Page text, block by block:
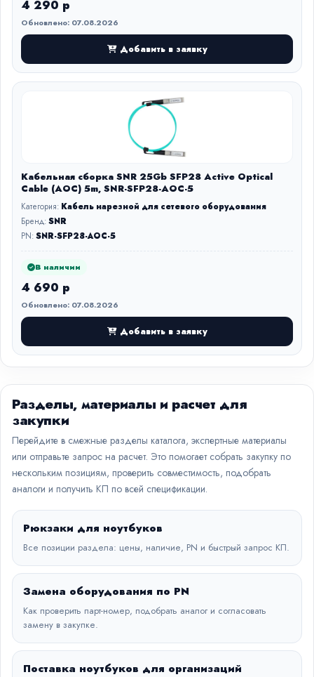
4 290 р
Обновлено: 07.08.2026
Добавить в заявку
Кабельная сборка SNR 25Gb SFP28 Active Optical
Cable (AOC) 5m, SNR-SFP28-AOC-5
Категория: Кабель нарезной для сетевого оборудования
Бренд:SNR
PN:SNR-SFP28-AOC-5
В наличии
4 690 р
Обновлено: 07.08.2026
Добавить в заявку
Разделы, материалы и расчет для
закупки
Перейдите в смежные разделы каталога, экспертные материалы
или отправьте запрос на расчет. Это помогает собрать закупку по
нескольким позициям, проверить совместимость, подобрать
аналоги и получить КП по всей спецификации.
Рюкзаки для ноутбуков
Все позиции раздела: цены, наличие, PN и быстрый запрос КП.
Замена оборудования по PN
Как проверить парт-номер, подобрать аналог и согласовать
замену в закупке.
Поставка ноутбуков для организаций